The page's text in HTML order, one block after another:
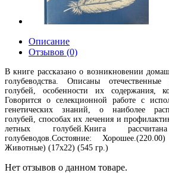
Описание
Отзывов (0)
В книге рассказано о возникновении
голубеводства. Описаны
голубей, особенности их содержания,
Говорится о селекционной работе с
генетических знаний, о наиболее
голубей, способах их лечения и
летных голубей.Книга
голубеводов.Состояние:
Животные) (17х22) (545 гр.)
Нет отзывов о данном товаре.